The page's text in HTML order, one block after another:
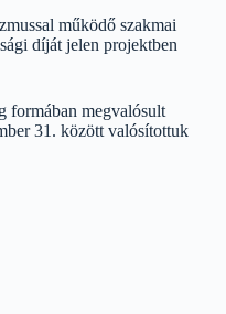
működő szakmai
díját jelen projektben
formában megvalósult
31. között valósítottuk